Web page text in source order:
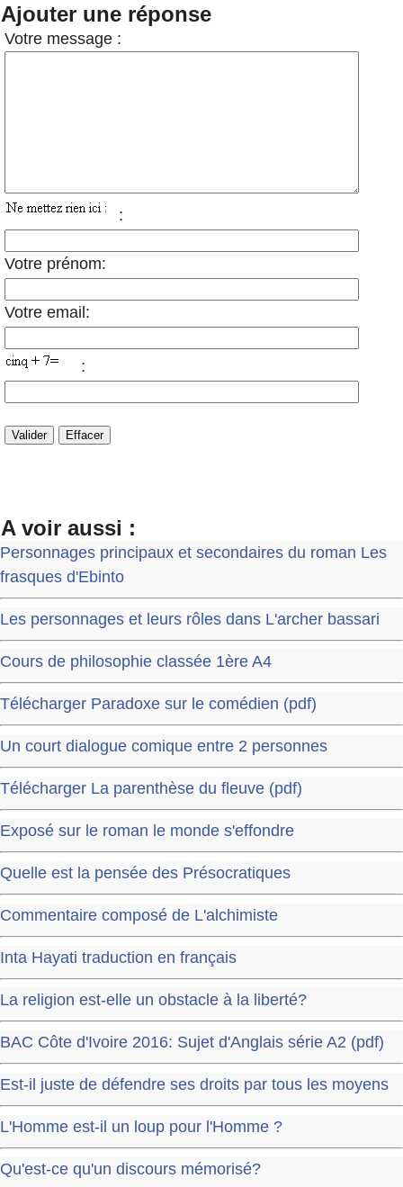
Ajouter une réponse
Votre message :
:
Votre prénom:
Votre email:
:
A voir aussi :
Personnages principaux et secondaires du roman Les
frasques d'Ebinto
Les personnages et leurs rôles dans L'archer bassari
Cours de philosophie classée 1ère A4
Télécharger Paradoxe sur le comédien (pdf)
Un court dialogue comique entre 2 personnes
Télécharger La parenthèse du fleuve (pdf)
Exposé sur le roman le monde s'effondre
Quelle est la pensée des Présocratiques
Commentaire composé de L'alchimiste
Inta Hayati traduction en français
La religion est-elle un obstacle à la liberté?
BAC Côte d'Ivoire 2016: Sujet d'Anglais série A2 (pdf)
Est-il juste de défendre ses droits par tous les moyens
L'Homme est-il un loup pour l'Homme ?
Qu'est-ce qu'un discours mémorisé?